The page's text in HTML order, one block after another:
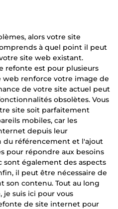
alors votre site
à quel point il peut
site web existant.
refonte est pour plusieurs
web renforce votre image de
de votre site actuel peut
obsolètes. Vous
site soit parfaitement
mobiles, car les
depuis leur
du référencement et l'ajout
pour répondre aux besoins
également des aspects
il peut être nécessaire de
son contenu. Tout au long
je suis ici pour vous
de site internet pour